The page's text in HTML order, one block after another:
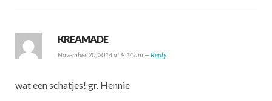
KREAMADE
November 20, 2014 at 9:14 am —Reply
wat een schatjes! gr. Hennie